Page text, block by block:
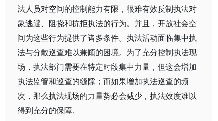
法人员对空间的控制能力有限，很难有效反制执法对
象逃避、阻挠和抗拒执法的行为。并且，开放社会空
间为这些行为提供了诸多条件。执法活动面临集中执
法与分散巡查难以兼顾的困境。为了充分控制执法现
场，执法部门需要在特定时段集中力量，但这会增加
执法监管和巡查的缝隙；而如果增加执法巡查的频
次，那么执法现场的力量势必会减少，执法效度难以
得到充分的保障。